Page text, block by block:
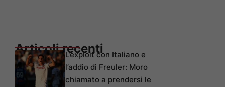
Articoli recentiL’exploit con Italiano e
l’addio di Freuler: Moro
chiamato a prendersi le